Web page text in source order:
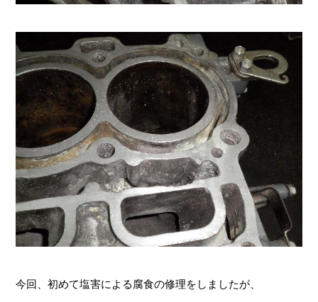
今回、初めて塩害による腐食の修理をしましたが、